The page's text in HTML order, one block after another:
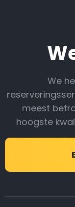
We
meest
hoogste